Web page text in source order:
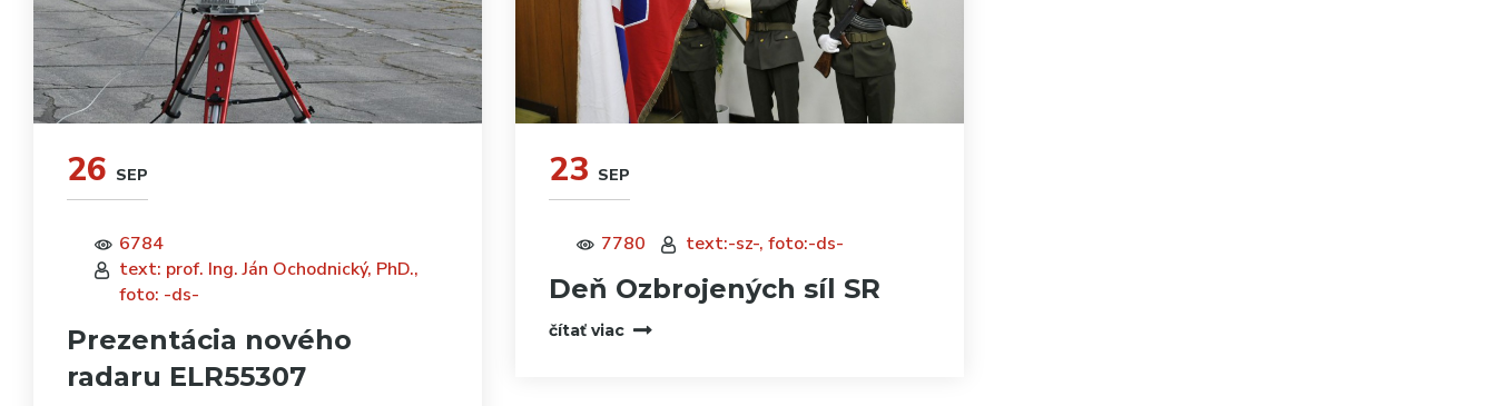
26 SEP
6784
text: prof. Ing. Ján Ochodnický, PhD.,
foto: -ds-
Prezentácia nového
radaru ELR55307
23 SEP
7780 text:-sz-, foto:-ds-
Deň Ozbrojených síl SR
čítať viac